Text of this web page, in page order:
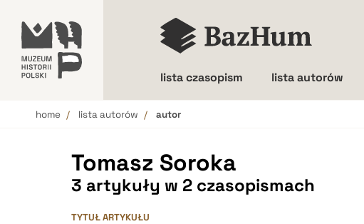
lista czasopism lista autorów
home lista autorów autor
Tomasz Soroka
3 artykuły w 2 czasopismach
TYTUŁ ARTYKUŁU